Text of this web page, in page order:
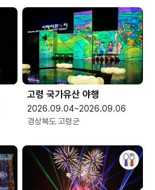
고령 국가유산 야행
2026.09.04~2026.09.06
경상북도 고령군